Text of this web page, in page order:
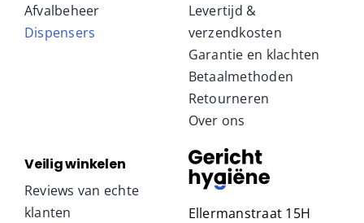
Afvalbeheer
Dispensers
Levertijd &
verzendkosten
Garantie en klachten
Betaalmethoden
Retourneren
Over ons
Veilig winkelen
Reviews van echte
klanten
Ellermanstraat 15H